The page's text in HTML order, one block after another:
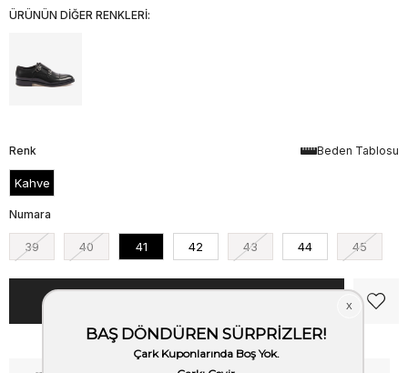
ÜRÜNÜN DİĞER RENKLERİ:
Beden Tablosu
Renk
Kahve
Numara
39 40 41 42 43 44 45